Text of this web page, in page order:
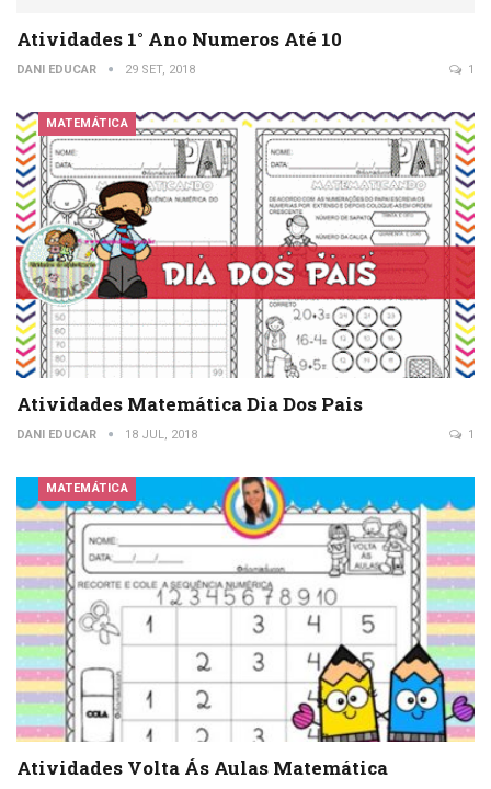
Atividades 1° Ano Numeros Até 10
DANI EDUCAR 29 SET, 2018 1
MATEMÁTICA
Atividades Matemática Dia Dos Pais
DANI EDUCAR 18 JUL, 2018 1
MATEMÁTICA
Atividades Volta Ás Aulas Matemática